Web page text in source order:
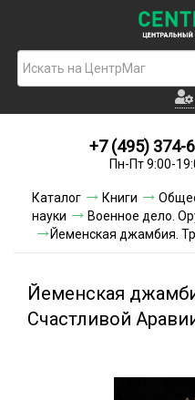
+7 (495) 374-
Пн-Пт 9:00-
Каталог Книги
науки
Военное дело.
Йеменская джамбия.
Йеменская
Счастливой